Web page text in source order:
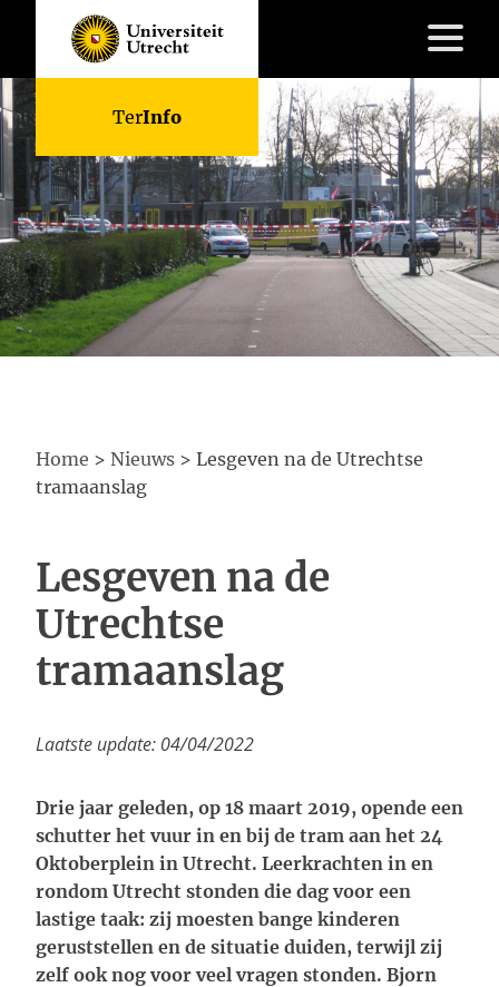
Skip
to
content
TerInfo
Lesmateriaal
Kennisbank
Do’s
&
FAQ
Contact
Home > Nieuws > Lesgeven na de Utrechtse
tramaanslag
Lesgeven na de
Utrechtse
tramaanslag
Laatste update: 04/04/2022
Drie jaar geleden, op 18 maart 2019, opende een
schutter het vuur in en bij de tram aan het 24
Oktoberplein in Utrecht. Leerkrachten in en
rondom Utrecht stonden die dag voor een
lastige taak: zij moesten bange kinderen
geruststellen en de situatie duiden, terwijl zij
zelf ook nog voor veel vragen stonden. Bjorn